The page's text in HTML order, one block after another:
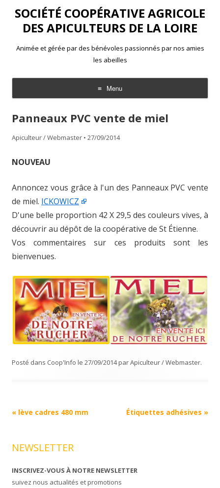
SOCIÉTÉ COOPÉRATIVE AGRICOLE
DES APICULTEURS DE LA LOIRE
Animée et gérée par des bénévoles passionnés par nos amies
les abeilles
Menu
Aller
contenu
Panneaux PVC vente de miel
Apiculteur / Webmaster • 27/09/2014
NOUVEAU
Annoncez vous grâce à l'un des Panneaux PVC vente
de miel. ICKOWICZ
D'une belle proportion 42 X 29,5 des couleurs vives, à
découvrir au dépôt de la coopérative de St Étienne.
Vos commentaires sur ces produits sont les
bienvenues.
Posté dans Coop'Info le 27/09/2014parApiculteur / Webmaster.
Navigation
« lève cadres 480 mm Étiquettes adhésives »
NEWSLETTER
INSCRIVEZ-VOUS À NOTRE NEWSLETTER
suivez nous actualités et promotions